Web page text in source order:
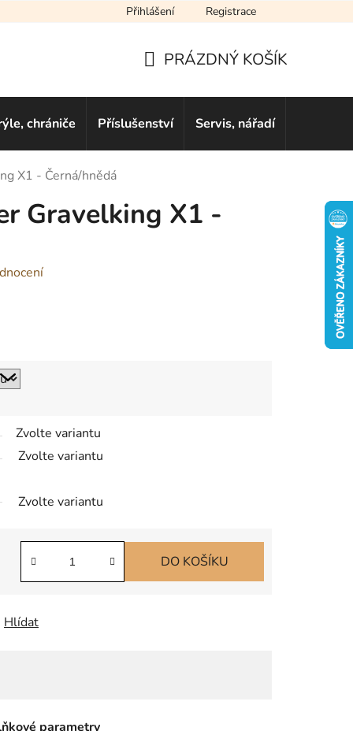
Obchodní podmínky
Přihlášení Registrace
KOŠÍK
PRÁZDNÝ KOŠÍK
chrániče Příslušenství Servis, nářadí
X1 - Černá/hnědá
Gravelking X1 -
Zvolte variantu
Zvolte variantu
Zvolte variantu
DO KOŠÍKU
Hlídat
parametry